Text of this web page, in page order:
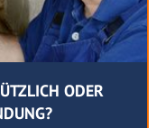
ODER